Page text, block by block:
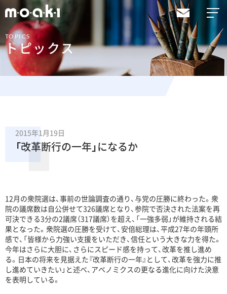
TOPICS
トピックス
2015年1月19日
「改革断行の一年」になるか
12月の衆院選は、事前の世論調査の通り、与党の圧勝に終わった。衆
院の議席数は自公併せて326議席となり、参院で否決された法案を再
可決できる3分の2議席（317議席）を超え、「一強多弱」が維持される結
果となった。衆院選の圧勝を受けて、安倍総理は、平成27年の年頭所
感で、「皆様から力強い支援をいただき、信任という大きな力を得た。
今年はさらに大胆に、さらにスピード感を持って、改革を推し進め
る。日本の将来を見据えた『改革断行の一年』として、改革を強力に推
し進めていきたい」と述べ、アベノミクスの更なる進化に向けた決意
を表明している。